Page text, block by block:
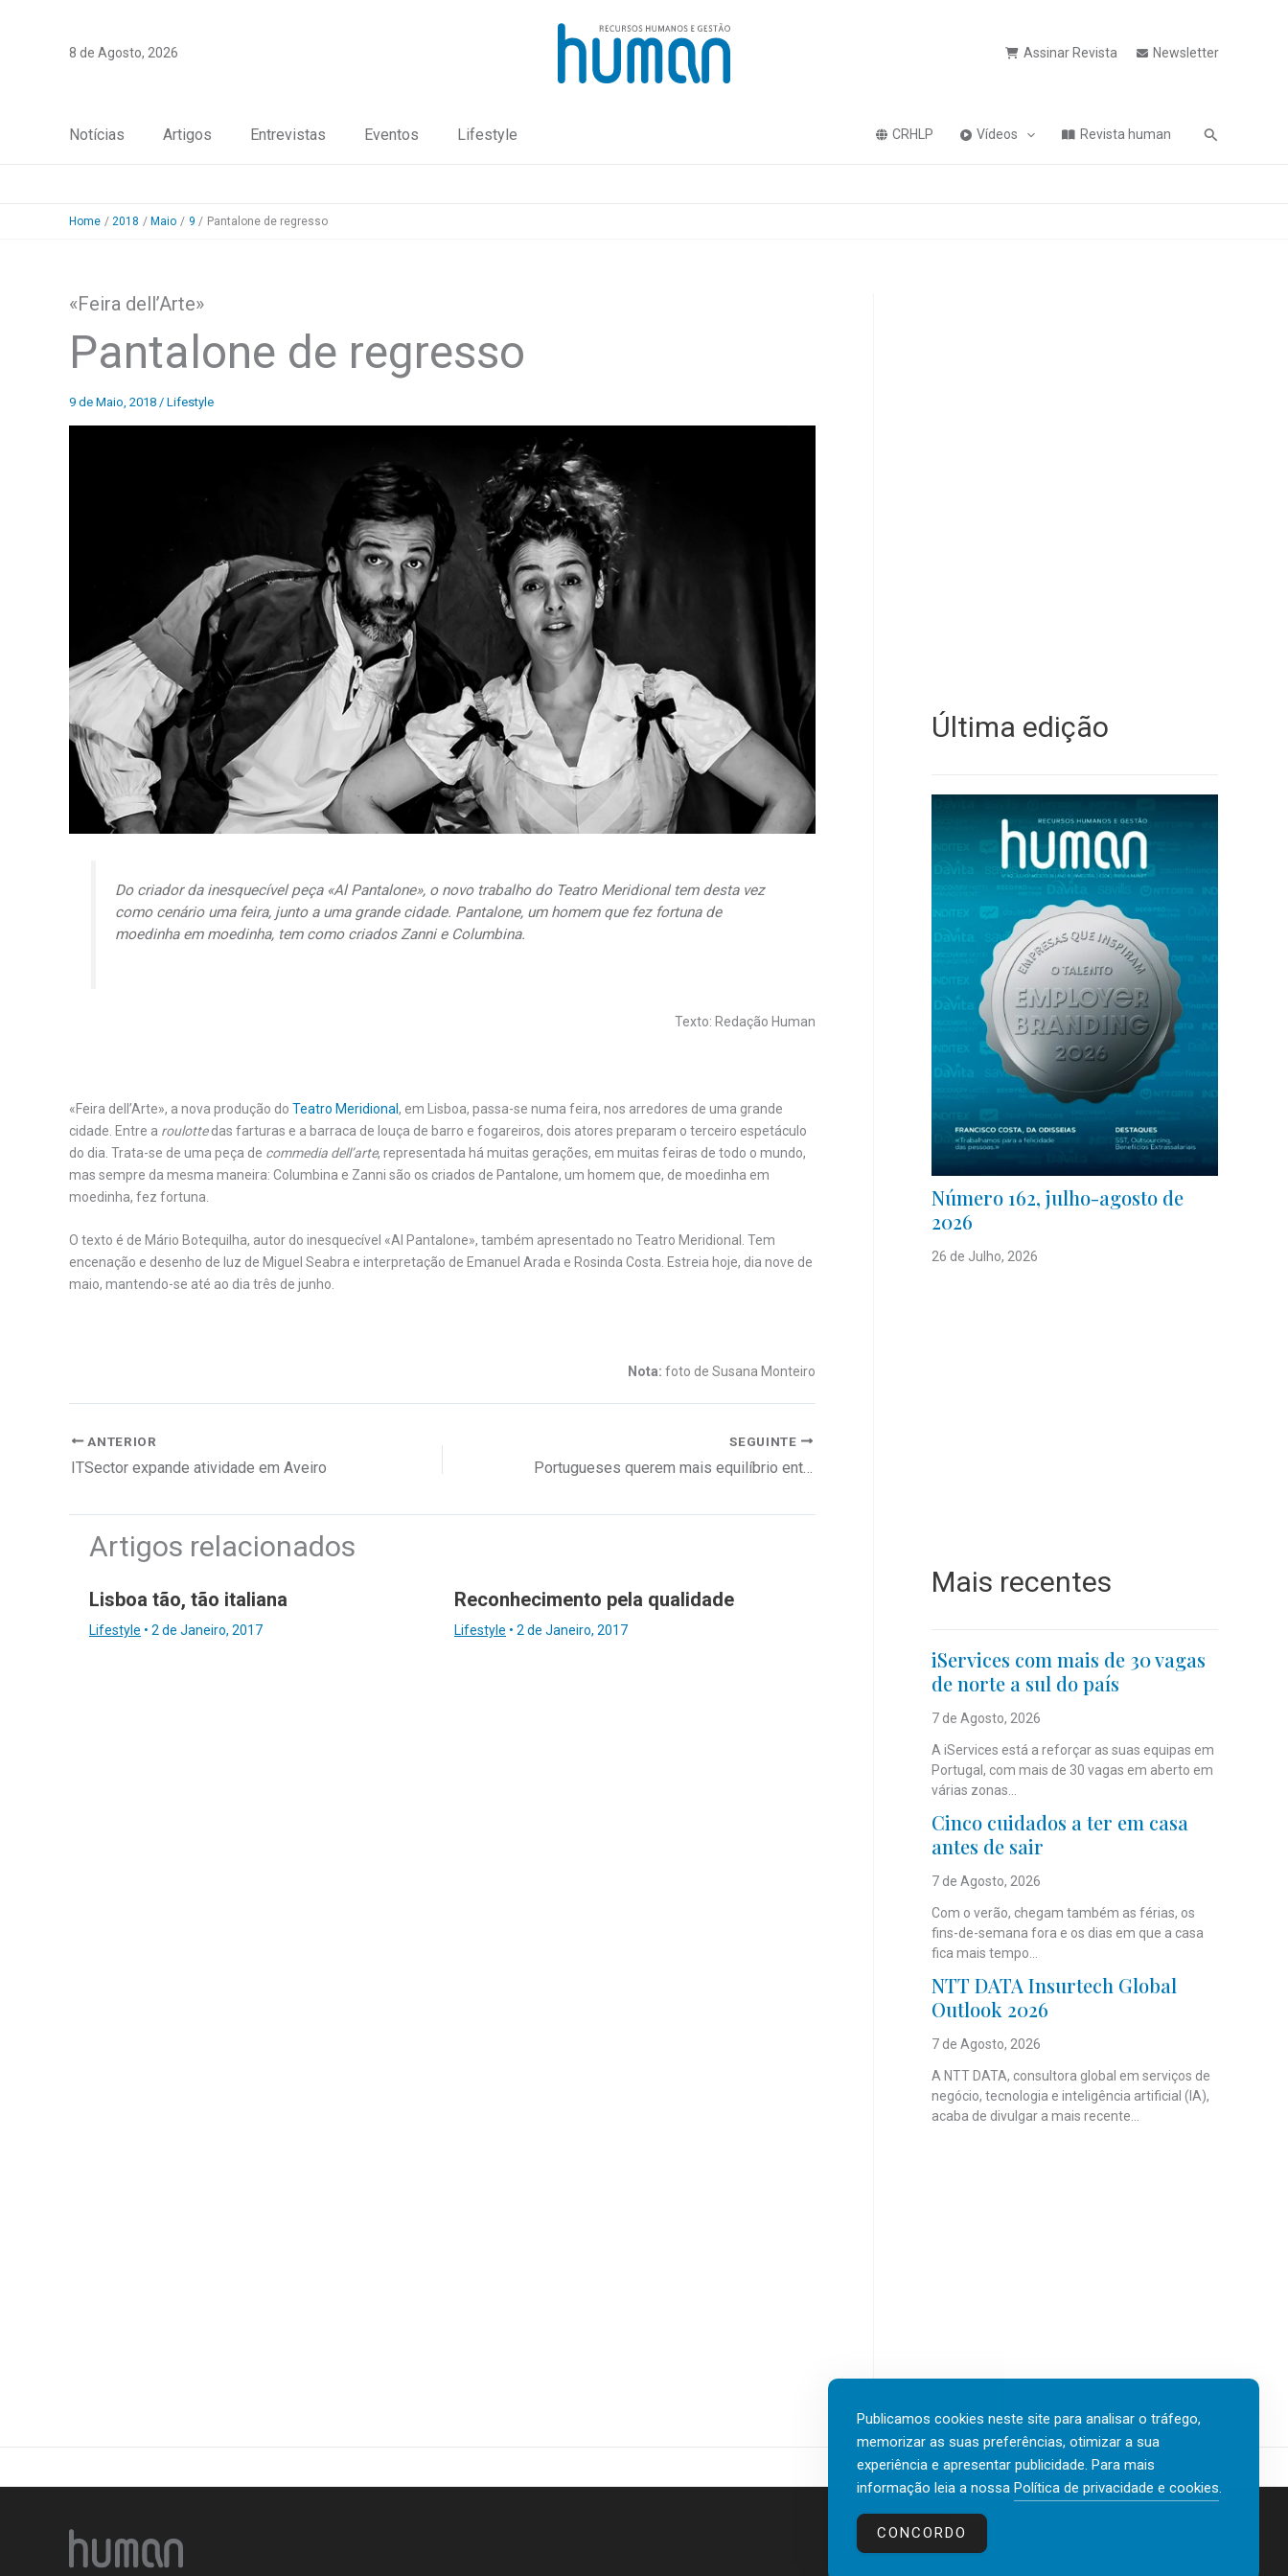
8 de Agosto, 2026 Assinar Revista Newsletter
Notícias Artigos Entrevistas Eventos Lifestyle CRHLP Vídeos Revista human Pesquisa
Home 2018 Maio 9 Pantalone de regresso
«Feira dell’Arte»
Pantalone de regresso
9 de Maio, 2018 / Lifestyle
Do criador da inesquecível peça «Al Pantalone», o novo trabalho do Teatro Meridional tem desta vez
como cenário uma feira, junto a uma grande cidade. Pantalone, um homem que fez fortuna de
moedinha em moedinha, tem como criados Zanni e Columbina.
Texto: Redação Human
«Feira dell’Arte», a nova produção do Teatro Meridional , em Lisboa, passa-se numa feira, nos arredores de uma grande
cidade. Entre a roulottedas farturas e a barraca de louça de barro e fogareiros, dois atores preparam o terceiro espetáculo
do dia. Trata-se de uma peça de commedia dell’arte, representada há muitas gerações, em muitas feiras de todo o mundo,
mas sempre da mesma maneira: Columbina e Zanni são os criados de Pantalone, um homem que, de moedinha em
moedinha, fez fortuna.
O texto é de Mário Botequilha, autor do inesquecível «Al Pantalone», também apresentado no Teatro Meridional. Tem
encenação e desenho de luz de Miguel Seabra e interpretação de Emanuel Arada e Rosinda Costa. Estreia hoje, dia nove de
maio, mantendo-se até ao dia três de junho.
Nota: foto de Susana Monteiro
ANTERIOR
ITSector expande atividade em Aveiro
SEGUINTE
Portugueses querem mais equilíbrio entre vida pessoal e trabalho
Artigos relacionados
Lisboa tão, tão italiana
Lifestyle • 2 de Janeiro, 2017
Reconhecimento pela qualidade
Lifestyle • 2 de Janeiro, 2017
Última edição
Número 162, julho-agosto de
2026
26 de Julho, 2026
Mais recentes
iServices com mais de 30 vagas
de norte a sul do país
7 de Agosto, 2026
A iServices está a reforçar as suas equipas em
Portugal, com mais de 30 vagas em aberto em
várias zonas...
Cinco cuidados a ter em casa
antes de sair
7 de Agosto, 2026
Com o verão, chegam também as férias, os
fins-de-semana fora e os dias em que a casa
fica mais tempo...
NTT DATA Insurtech Global
Outlook 2026
7 de Agosto, 2026
A NTT DATA, consultora global em serviços de
negócio, tecnologia e inteligência artificial (IA),
acaba de divulgar a mais recente...
Contactos
Publicamos cookies neste site para analisar o tráfego,
memorizar as suas preferências, otimizar a sua
experiência e apresentar publicidade. Para mais
informação leia a nossa Política de privacidade e cookies.
CONCORDO